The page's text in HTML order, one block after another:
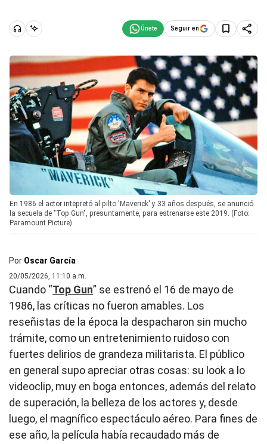
Seguir en
En 1986 el actor intepretó al pilto 'Maverick' y 33 años después, se anunció
la secuela de "Top Gun", presuntamente, para estrenarse este 2019. (Foto:
Paramount Picture)
Por Oscar García
20/05/2026, 11:10 a.m.
Cuando “Top Gun” se estrenó el 16 de mayo de
1986, las críticas no fueron amables. Los
reseñistas de la época la despacharon sin mucho
trámite, como un entretenimiento ruidoso con
fuertes delirios de grandeza militarista. El público
en general supo apreciar otras cosas: su look a lo
videoclip, muy en boga entonces, además del relato
de superación, la belleza de los actores y, desde
luego, el magnífico espectáculo aéreo. Para fines de
ese año, la película había recaudado más de